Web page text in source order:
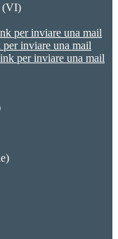
(VI)
per inviare una mail
inviare una mail
per inviare una mail